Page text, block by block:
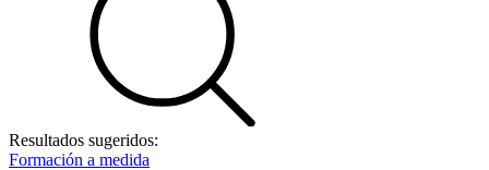
Resultados sugeridos:
Formación a medida